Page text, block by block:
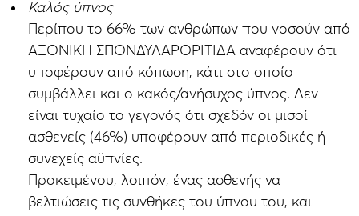
Καλός ύπνος
Περίπου το 66% των ανθρώπων που νοσούν από
ΑΞΟΝΙΚΗ ΣΠΟΝΔΥΛΑΡΘΡΙΤΙΔΑ αναφέρουν ότι
υποφέρουν από κόπωση, κάτι στο οποίο
συμβάλλει και ο κακός/ανήσυχος ύπνος. Δεν
είναι τυχαίο το γεγονός ότι σχεδόν οι μισοί
ασθενείς (46%) υποφέρουν από περιοδικές ή
συνεχείς αϋπνίες.
Προκειμένου, λοιπόν, ένας ασθενής να
βελτιώσεις τις συνθήκες του ύπνου του, και